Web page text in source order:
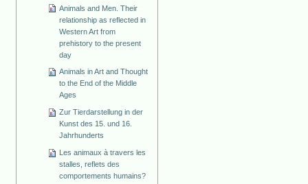
Animals and Men. Their
relationship as reflected in
Western Art from
prehistory to the present
day
Animals in Art and Thought
to the End of the Middle
Ages
Zur Tierdarstellung in der
Kunst des 15. und 16.
Jahrhunderts
Les animaux à travers les
stalles, reflets des
comportements humains?